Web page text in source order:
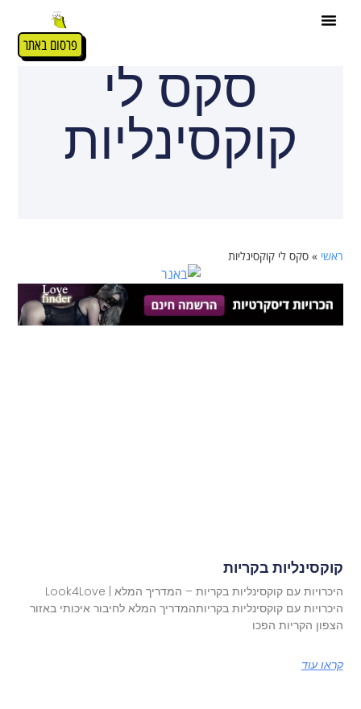
פרסום באתר
סקס לי
קוקסינליות
ראשי »סקס לי קוקסינליות
קוקסינליות בקריות
היכרויות עם קוקסינליות בקריות – המדריך המלא | Look4Love
היכרויות עם קוקסינליות בקריותהמדריך המלא לחיבור איכותי באזור
הצפון הקריות הפכו
קראו עוד